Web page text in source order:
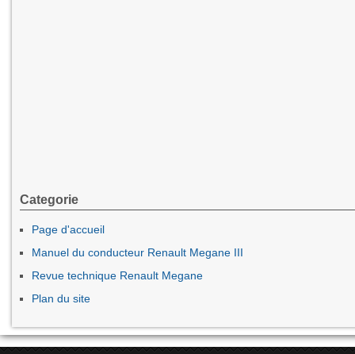
Categorie
Page d'accueil
Manuel du conducteur Renault Megane III
Revue technique Renault Megane
Plan du site